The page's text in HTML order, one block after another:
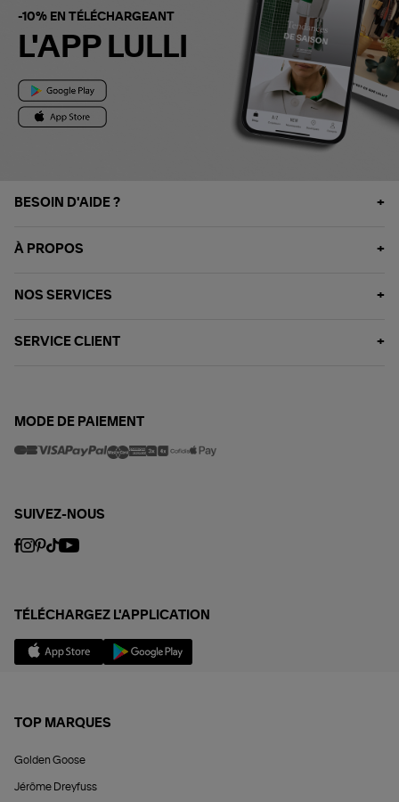
-10% EN TÉLÉCHARGEANT
L'APP LULLI
BESOIN D'AIDE ?
À PROPOS
NOS SERVICES
SERVICE CLIENT
MODE DE PAIEMENT
SUIVEZ-NOUS
TÉLÉCHARGEZ L'APPLICATION
TOP MARQUES
Golden Goose
Jérôme Dreyfuss